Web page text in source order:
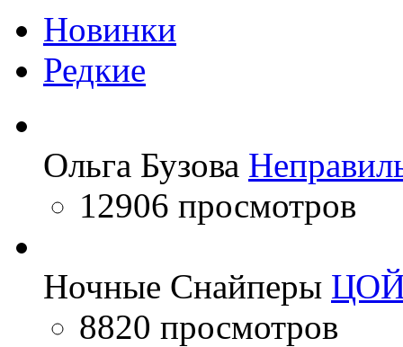
Новинки
Редкие
Ольга Бузова
12906 просмотров
Ночные Снайперы
8820 просмотров